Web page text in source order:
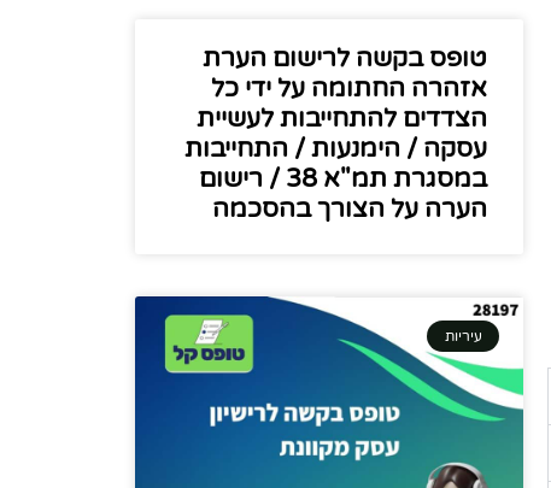
טופס בקשה לרישום הערת
אזהרה החתומה על ידי כל
הצדדים להתחייבות לעשיית
עסקה / הימנעות / התחייבות
במסגרת תמ"א 38 / רישום
הערה על הצורך בהסכמה
עיריות